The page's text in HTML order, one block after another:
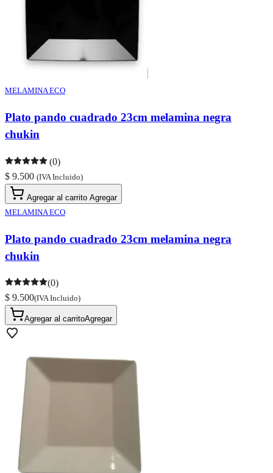
MELAMINA ECO
Plato pando cuadrado 23cm melamina negra
chukin
(0)
$ 9.500 (IVA Incluido)
Agregar al carrito Agregar
MELAMINA ECO
Plato pando cuadrado 23cm melamina negra
chukin
(0)
$ 9.500(IVA Incluido)
Agregar al carritoAgregar